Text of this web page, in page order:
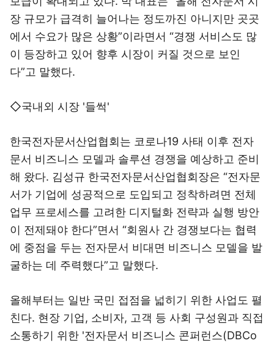
장 규모가 급격히 늘어나는 정도까진 아니지만 곳곳
에서 수요가 많은 상황”이라면서 “경쟁 서비스도 많
이 등장하고 있어 향후 시장이 커질 것으로 보인
다”고 말했다.
◇국내외 시장 '들썩'
한국전자문서산업협회는 코로나19 사태 이후 전자
문서 비즈니스 모델과 솔루션 경쟁을 예상하고 준비
해 왔다. 김성규 한국전자문서산업협회장은 “전자문
서가 기업에 성공적으로 도입되고 정착하려면 전체
업무 프로세스를 고려한 디지털화 전략과 실행 방안
이 전제돼야 한다”면서 “회원사 간 경쟁보다는 협력
에 중점을 두는 전자문서 비대면 비즈니스 모델을 발
굴하는 데 주력했다”고 말했다.
올해부터는 일반 국민 접점을 넓히기 위한 사업도 펼
친다. 현장 기업, 소비자, 고객 등 사회 구성원과 직접
소통하기 위한 '전자문서 비즈니스 콘퍼런스(DBCo